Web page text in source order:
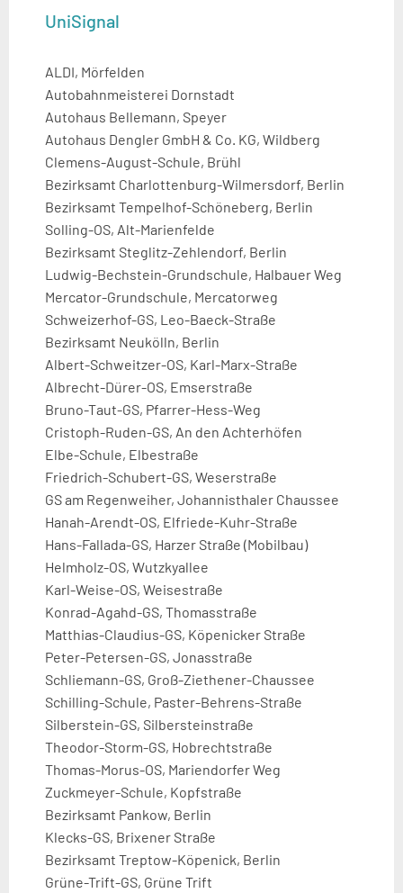
UniSignal
ALDI, Mörfelden
Autobahnmeisterei Dornstadt
Autohaus Bellemann, Speyer
Autohaus Dengler GmbH & Co. KG, Wildberg
Clemens-August-Schule, Brühl
Bezirksamt Charlottenburg-Wilmersdorf, Berlin
Bezirksamt Tempelhof-Schöneberg, Berlin
Solling-OS, Alt-Marienfelde
Bezirksamt Steglitz-Zehlendorf, Berlin
Ludwig-Bechstein-Grundschule, Halbauer Weg
Mercator-Grundschule, Mercatorweg
Schweizerhof-GS, Leo-Baeck-Straße
Bezirksamt Neukölln, Berlin
Albert-Schweitzer-OS, Karl-Marx-Straße
Albrecht-Dürer-OS, Emserstraße
Bruno-Taut-GS, Pfarrer-Hess-Weg
Cristoph-Ruden-GS, An den Achterhöfen
Elbe-Schule, Elbestraße
Friedrich-Schubert-GS, Weserstraße
GS am Regenweiher, Johannisthaler Chaussee
Hanah-Arendt-OS, Elfriede-Kuhr-Straße
Hans-Fallada-GS, Harzer Straße (Mobilbau)
Helmholz-OS, Wutzkyallee
Karl-Weise-OS, Weisestraße
Konrad-Agahd-GS, Thomasstraße
Matthias-Claudius-GS, Köpenicker Straße
Peter-Petersen-GS, Jonasstraße
Schliemann-GS, Groß-Ziethener-Chaussee
Schilling-Schule, Paster-Behrens-Straße
Silberstein-GS, Silbersteinstraße
Theodor-Storm-GS, Hobrechtstraße
Thomas-Morus-OS, Mariendorfer Weg
Zuckmeyer-Schule, Kopfstraße
Bezirksamt Pankow, Berlin
Klecks-GS, Brixener Straße
Bezirksamt Treptow-Köpenick, Berlin
Grüne-Trift-GS, Grüne Trift